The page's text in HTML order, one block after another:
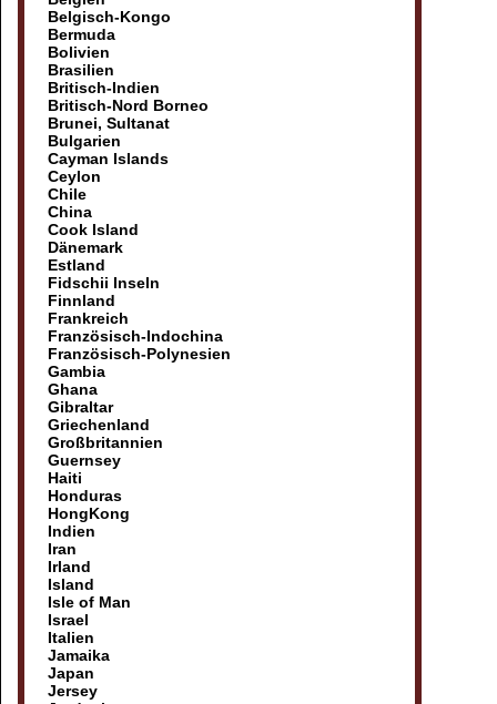
Belgisch-Kongo
Bermuda
Bolivien
Brasilien
Britisch-Indien
Britisch-Nord Borneo
Brunei, Sultanat
Bulgarien
Cayman Islands
Ceylon
Chile
China
Cook Island
Dänemark
Estland
Fidschii Inseln
Finnland
Frankreich
Französisch-Indochina
Französisch-Polynesien
Gambia
Ghana
Gibraltar
Griechenland
Großbritannien
Guernsey
Haiti
Honduras
HongKong
Indien
Iran
Irland
Island
Isle of Man
Israel
Italien
Jamaika
Japan
Jersey